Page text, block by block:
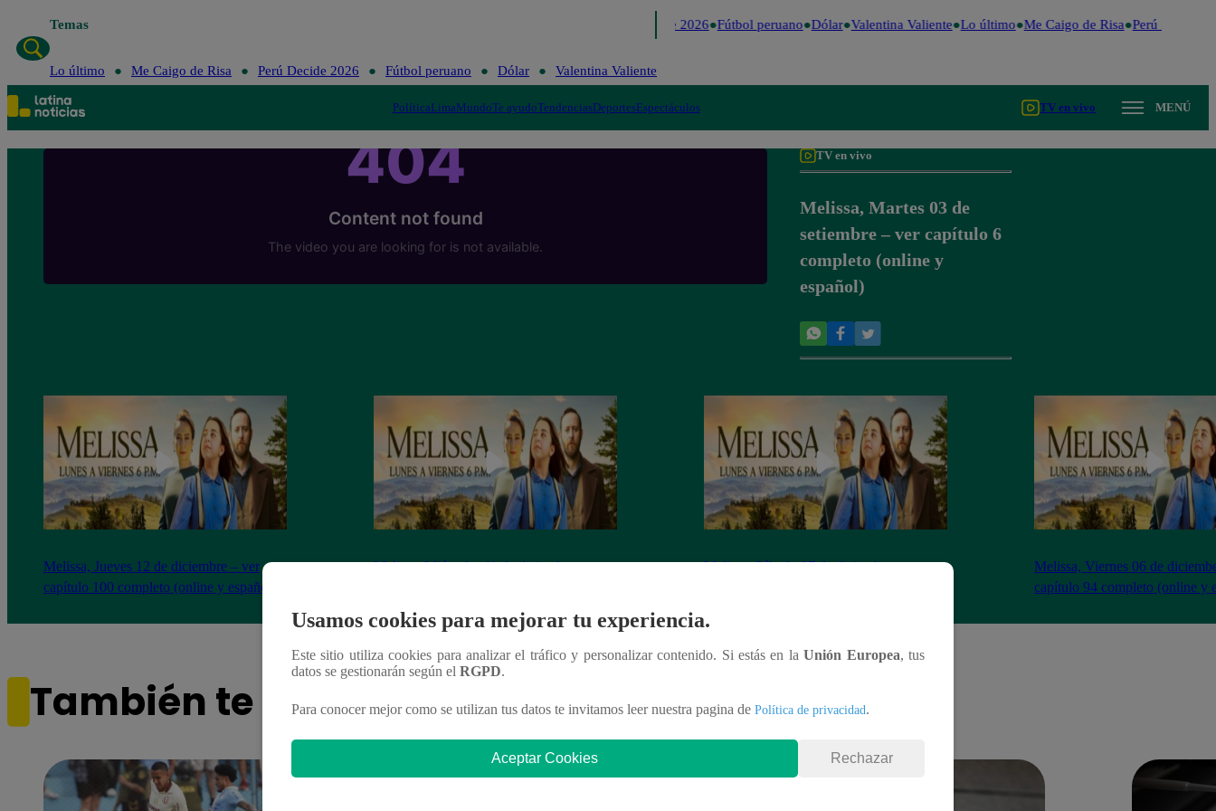
Temas Perú Decide 2026 Fútbol peruano Dólar Valentina Valiente Lo último Me Caigo de Risa Perú Decide
Lo último Me Caigo de Risa Perú Decide 2026 Fútbol peruano Dólar Valentina Valiente
PolíticaLimaMundoTe ayudoTendenciasDeportesEspectáculos TV en vivo MENÚ
TV en vivo
Melissa, Martes 03 de
setiembre – ver capítulo 6
completo (online y
español)
Melissa, Jueves 12 de diciembre – ver
capítulo 100 completo (online y español)
Melissa, Miércoles 11 de diciembre – ver
Melissa, Sábado 07 de diciembe – ver
Melissa, Viernes 06 de
capítulo 94 completo (online y
También te puede interesar
Usamos cookies para mejorar tu experiencia.
Este sitio utiliza cookies para analizar el tráfico y personalizar contenido. Si estás en laUnión Europea, tus
datos se gestionarán según el RGPD.
Para conocer mejor como se utilizan tus datos te invitamos leer nuestra pagina de Política de privacidad.
Aceptar Cookies Rechazar